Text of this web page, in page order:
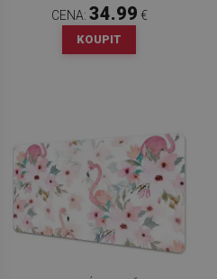
CENA: 34.99 €
KOUPIT